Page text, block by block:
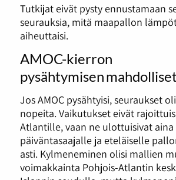
Tutkijat eivät pysty ennustamaan
seurauksia, mitä maapallon
aiheuttaisi.
AMOC-kierron
pysähtymisen
Jos AMOC pysähtyisi, seuraukset
nopeita. Vaikutukset eivät
Atlantille, vaan ne ulottuisivat aina
päiväntasaajalle ja eteläiselle
asti. Kylmeneminen olisi mallien
voimakkainta Pohjois-Atlantin